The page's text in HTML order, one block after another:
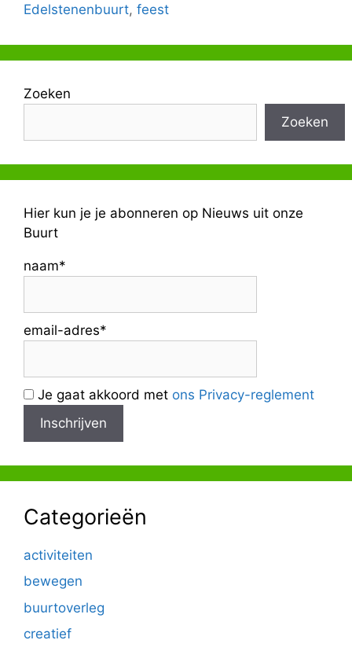
Edelstenenbuurt, feest
Zoeken
Zoeken
Hier kun je je abonneren op Nieuws uit onze
Buurt
naam*
email-adres*
Je gaat akkoord met ons Privacy-reglement
Categorieën
activiteiten
bewegen
buurtoverleg
creatief